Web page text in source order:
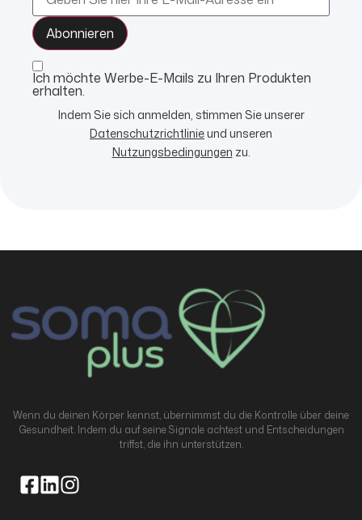
Ich möchte Werbe-E-Mails zu Ihren Produkten
erhalten.
Indem Sie sich anmelden, stimmen Sie unserer
Datenschutzrichtlinieund unseren
Nutzungsbedingungen zu.
Wenn du deinen Körper kennst, übernimmst du die Kontrolle über deine
Gesundheit. Indem du auf seine Signale achtest und Entscheidungen
triffst, die ihn unterstützen.